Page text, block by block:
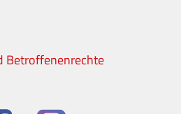
Betroffenenrechte